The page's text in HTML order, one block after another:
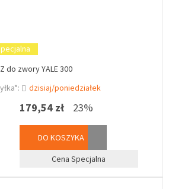
do zwory YALE 300
dzisiaj/poniedziałek
179,54 zł 23%
DO KOSZYKA
Cena Specjalna